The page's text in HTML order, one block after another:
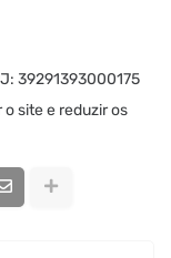
39291393000175
site e reduzir os